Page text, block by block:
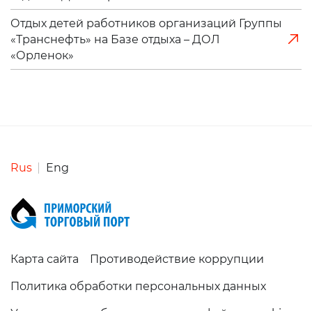
Отдых детей работников организаций Группы
«Транснефть» на Базе отдыха – ДОЛ
«Орленок»
Rus Eng
Карта сайта Противодействие коррупции
Политика обработки персональных данных